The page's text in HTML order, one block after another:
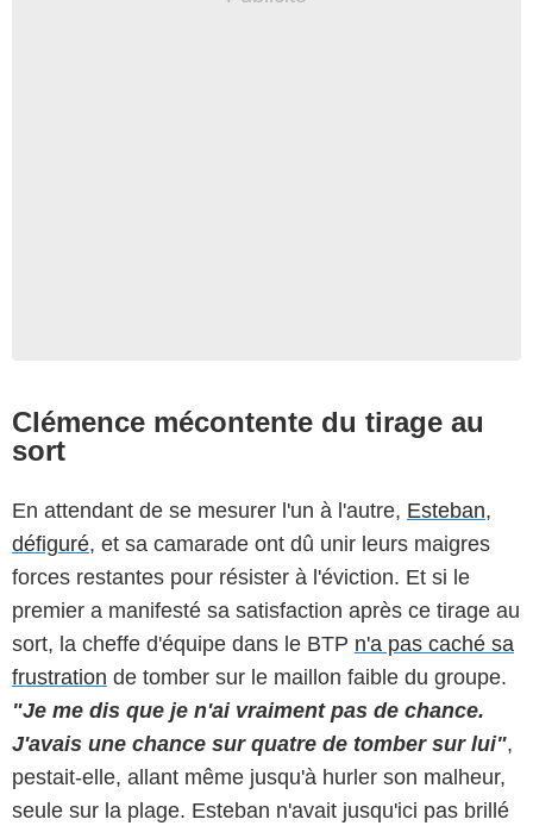
Clémence mécontente du tirage au
sort
En attendant de se mesurer l'un à l'autre, Esteban,
défiguré, et sa camarade ont dû unir leurs maigres
forces restantes pour résister à l'éviction. Et si le
premier a manifesté sa satisfaction après ce tirage au
sort, la cheffe d'équipe dans le BTP n'a pas caché sa
frustration de tomber sur le maillon faible du groupe.
"Je me dis que je n'ai vraiment pas de chance.
J'avais une chance sur quatre de tomber sur lui",
pestait-elle, allant même jusqu'à hurler son malheur,
seule sur la plage. Esteban n'avait jusqu'ici pas brillé